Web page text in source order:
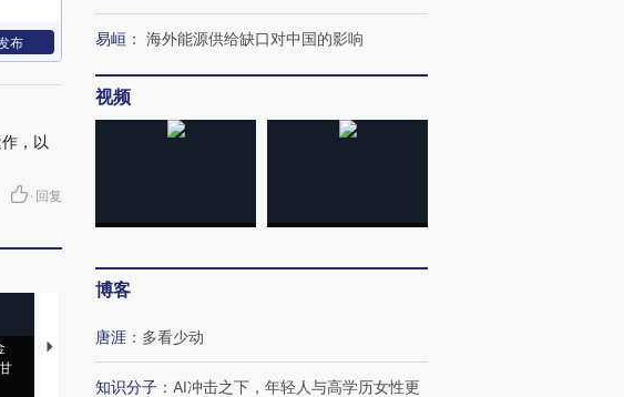
布
，以
· 回复
马航飞行员跨国走私7万
粒摇头丸 尿检体内含3种
度Z世代 用街头抗争将教
育部长拱下台
机”？难民潮撕裂西班牙
飞地休达
易峘 ： 海外能源供给缺口对中国的影响
视频
博客
唐涯 ： 多看少动
知识分子 ： AI冲击之下，年轻人与高学历女性更